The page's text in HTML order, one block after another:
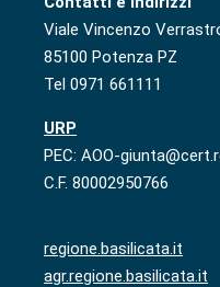
Viale Vincenzo
85100 Potenza PZ
Tel 0971 661111
URP
PEC: AOO-
C.F. 80002950766
regione.basilicata.it
agr.regione.basilicata.it